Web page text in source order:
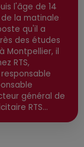
l'âge de 14
la matinale
qu'il a
des études
Montpellier, il
RTS,
général de
RTS